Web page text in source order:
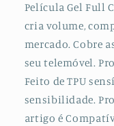
Película Gel Full
cria volume,
mercado. Cobre
seu telemóvel.
Feito de TPU
sensibilidade.
artigo é